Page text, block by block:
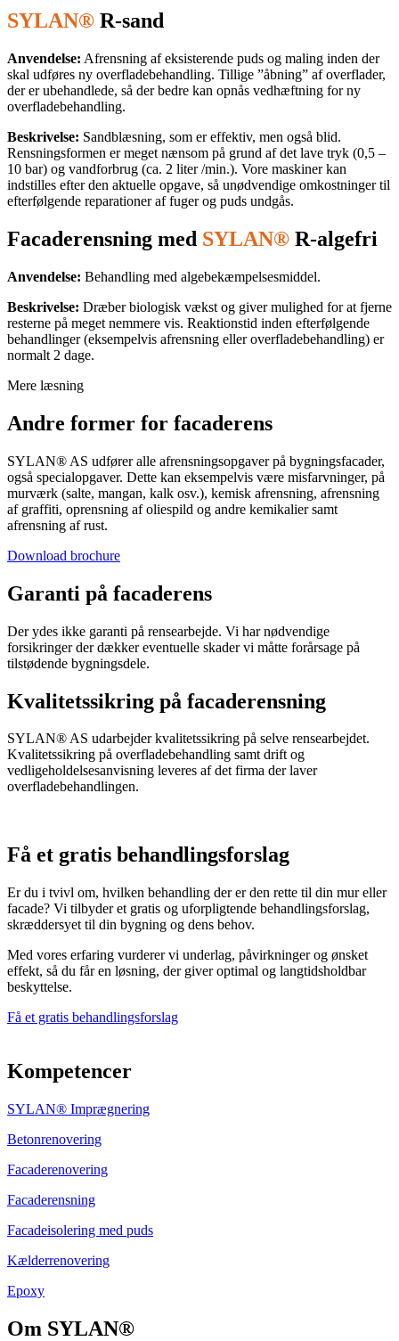
SYLAN® R-sand
Anvendelse: Afrensning af eksisterende puds og maling inden der
skal udføres ny overfladebehandling. Tillige ”åbning” af overflader,
der er ubehandlede, så der bedre kan opnås vedhæftning for ny
overfladebehandling.
Beskrivelse: Sandblæsning, som er effektiv, men også blid.
Rensningsformen er meget nænsom på grund af det lave tryk (0,5 –
10 bar) og vandforbrug (ca. 2 liter /min.). Vore maskiner kan
indstilles efter den aktuelle opgave, så unødvendige omkostninger til
efterfølgende reparationer af fuger og puds undgås.
Facaderensning med SYLAN® R-algefri
Anvendelse: Behandling med algebekæmpelsesmiddel.
Beskrivelse: Dræber biologisk vækst og giver mulighed for at fjerne
resterne på meget nemmere vis. Reaktionstid inden efterfølgende
behandlinger (eksempelvis afrensning eller overfladebehandling) er
normalt 2 dage.
Mere læsning
Andre former for facaderens
SYLAN® AS udfører alle afrensningsopgaver på bygningsfacader,
også specialopgaver. Dette kan eksempelvis være misfarvninger, på
murværk (salte, mangan, kalk osv.), kemisk afrensning, afrensning
af graffiti, oprensning af oliespild og andre kemikalier samt
afrensning af rust.
Download brochure
Garanti på facaderens
Der ydes ikke garanti på rensearbejde. Vi har nødvendige
forsikringer der dækker eventuelle skader vi måtte forårsage på
tilstødende bygningsdele.
Kvalitetssikring på facaderensning
SYLAN® AS udarbejder kvalitetssikring på selve rensearbejdet.
Kvalitetssikring på overfladebehandling samt drift og
vedligeholdelsesanvisning leveres af det firma der laver
overfladebehandlingen.
Få et gratis behandlingsforslag
Er du i tvivl om, hvilken behandling der er den rette til din mur eller
facade? Vi tilbyder et gratis og uforpligtende behandlingsforslag,
skræddersyet til din bygning og dens behov.
Med vores erfaring vurderer vi underlag, påvirkninger og ønsket
effekt, så du får en løsning, der giver optimal og langtidsholdbar
beskyttelse.
Få et gratis behandlingsforslag
Kompetencer
SYLAN® Imprægnering
Betonrenovering
Facaderenovering
Facaderensning
​Facadeisolering med puds
Kælderrenovering
Epoxy
Om SYLAN®